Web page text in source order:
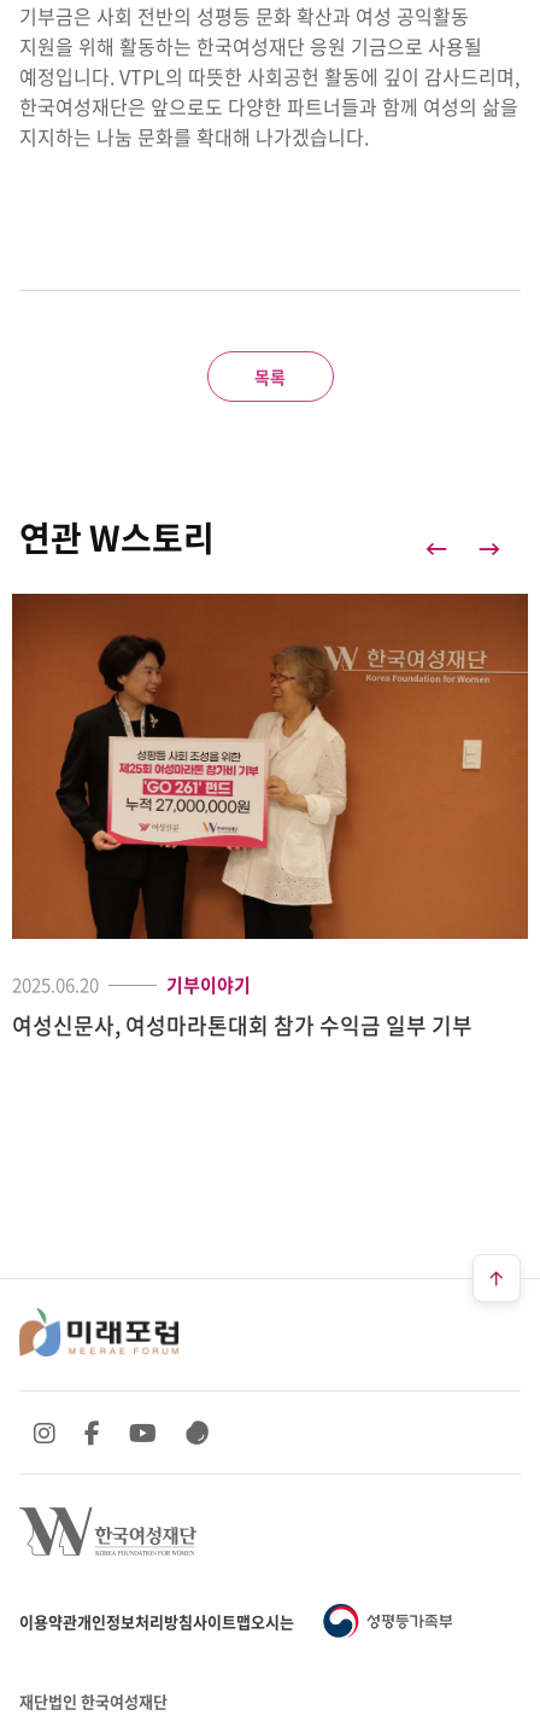
기부금은 사회 전반의 성평등 문화 확산과 여성 공익활동
지원을 위해 활동하는 한국여성재단 응원 기금으로 사용될
예정입니다. VTPL의 따뜻한 사회공헌 활동에 깊이 감사드리며,
한국여성재단은 앞으로도 다양한 파트너들과 함께 여성의 삶을
지지하는 나눔 문화를 확대해 나가겠습니다.
목록
연관 W스토리
2025.06.20 기부이야기
여성신문사, 여성마라톤대회 참가 수익금 일부 기부
이용약관개인정보처리방침사이트맵오시는 길
SNS 바로가기
SNS 바로가기SNS 바로가기
SNS 바로가기
재단법인 한국여성재단